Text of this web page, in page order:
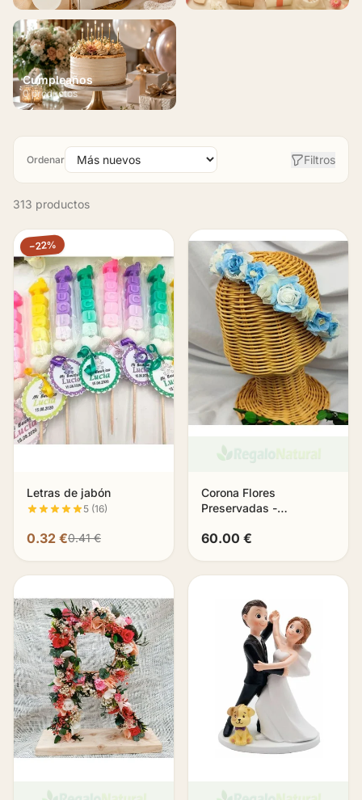
Cumpleaños
0 productos
Ordenar Filtros
313 productos
−22%
Letras de jabón
5 (16)
0.32 €0.41 €
Corona Flores
Preservadas -
60.00 €